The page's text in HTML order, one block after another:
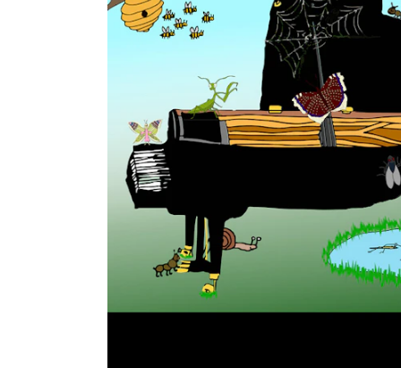
Talentutvikling
INTERNASJONALT
Utveksling
Internasjonal strategi
Samarbeidsprosjekter